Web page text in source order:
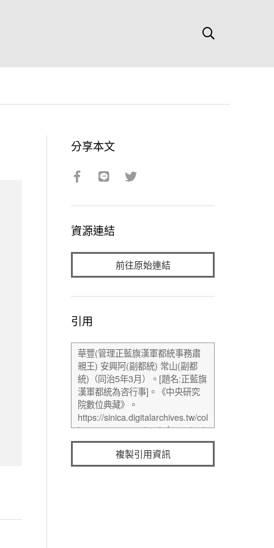
分享本文
資源連結
前往原始連結
引用
複製引用資訊